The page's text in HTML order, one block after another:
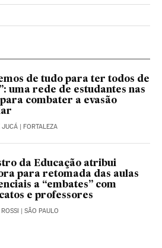
Instagram
en Twitter
Brasil en Facebook
de tudo para ter todos de
uma rede de estudantes nas
combater a evasão
JUCÁ | FORTALEZA
da Educação atribui
para retomada das aulas
a “embates” com
e professores
| SÃO PAULO